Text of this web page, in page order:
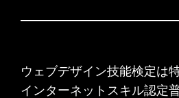
ウェブデザイン技能検定は
インターネットスキル認定